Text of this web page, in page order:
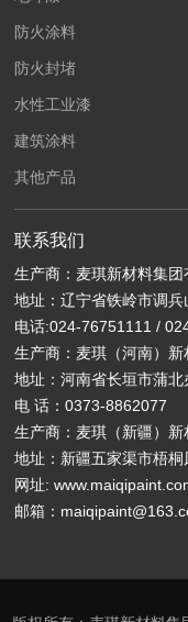
防火涂料
防火封堵
水性工业漆
建筑涂料
其他产品
联系我们
生产商：麦琪新材料集团
地址：辽宁省铁岭市调
电话:024-76751111 /
生产商：麦琪（河南）新
地址：河南省长垣市蒲
电 话：0373-8862077
生产商：麦琪（新疆）新
地址：新疆五家渠市梧
网址:
邮箱：